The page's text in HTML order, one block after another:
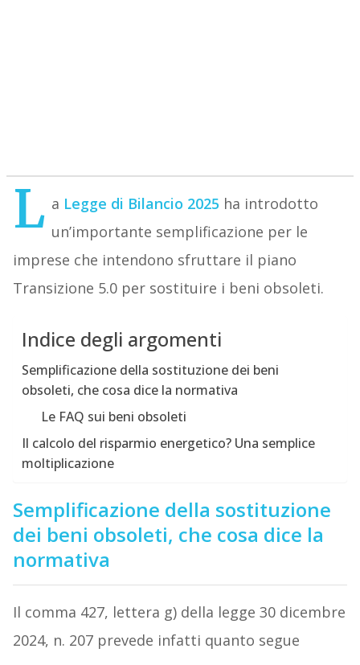
L a Legge di Bilancio 2025 ha introdotto
un’importante semplificazione per le
imprese che intendono sfruttare il piano
Transizione 5.0 per sostituire i beni obsoleti.
Indice degli argomenti
Semplificazione della sostituzione dei beni
obsoleti, che cosa dice la normativa
Le FAQ sui beni obsoleti
Il calcolo del risparmio energetico? Una semplice
moltiplicazione
Semplificazione della sostituzione
dei beni obsoleti, che cosa dice la
normativa
Il comma 427, lettera g) della legge 30 dicembre
2024, n. 207 prevede infatti quanto segue